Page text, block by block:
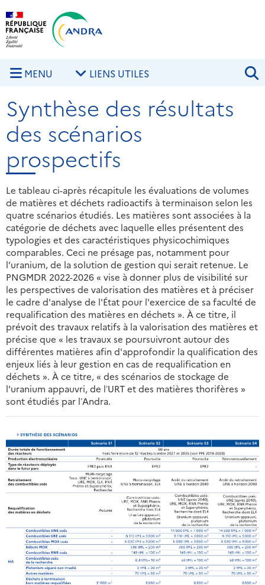
Aller au contenu principal
MENU LIENS UTILES
Synthèse des résultats
des scénarios
prospectifs
Le tableau ci-après récapitule les évaluations de volumes
de matières et déchets radioactifs à terminaison selon les
quatre scénarios étudiés. Les matières sont associées à la
catégorie de déchets avec laquelle elles présentent des
typologies et des caractéristiques physicochimiques
comparables. Ceci ne présage pas, notamment pour
l’uranium, de la solution de gestion qui serait retenue. Le
PNGMDR 2022-2026 « vise à donner plus de visibilité sur
les perspectives de valorisation des matières et à préciser
le cadre d'analyse de l'État pour l'exercice de sa faculté de
requalification des matières en déchets ». À ce titre, il
prévoit des travaux relatifs à la valorisation des matières et
précise que « les travaux se poursuivront autour des
différentes matières afin d'approfondir la qualification des
enjeux liés à leur gestion en cas de requalification en
déchets ». À ce titre, « des scénarios de stockage de
l'uranium appauvri, de lʼURT et des matières thorifères »
sont étudiés par lʼAndra.